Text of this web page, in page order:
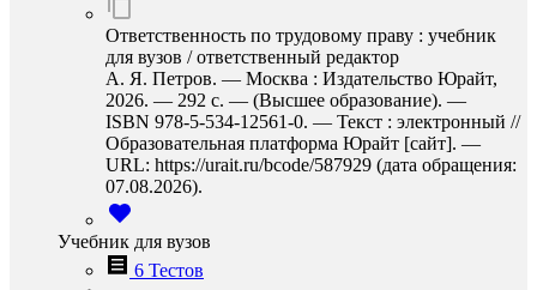
Ответственность по трудовому праву : учебник
для вузов / ответственный редактор
А. Я. Петров. — Москва : Издательство Юрайт,
2026. — 292 с. — (Высшее образование). —
ISBN 978-5-534-12561-0. — Текст : электронный //
Образовательная платформа Юрайт [сайт]. —
URL: https://urait.ru/bcode/587929 (дата обращения:
07.08.2026).
Учебник для вузов
6 Тестов